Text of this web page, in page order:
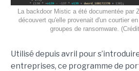
La backdoor Mistic a été documentée par
découvert qu'elle provenait d'un courtier
groupes de ransomware.
Utilisé depuis avril pour
entreprises, ce programme de